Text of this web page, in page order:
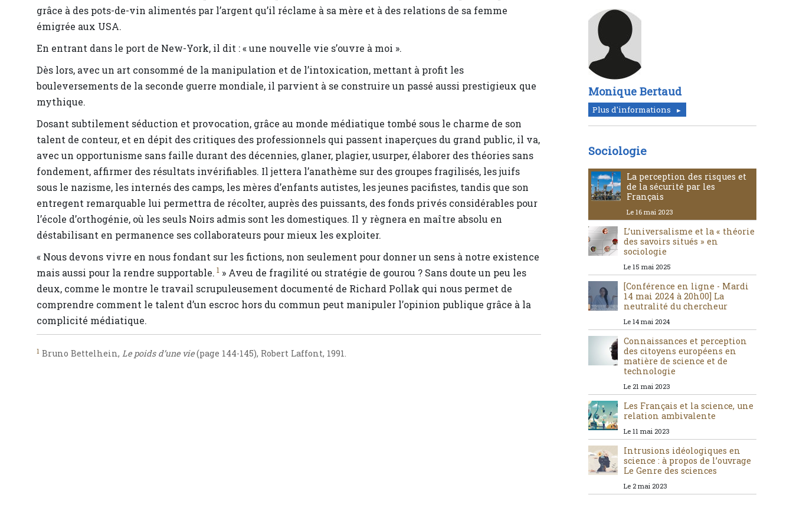
grâce à des pots-de-vin alimentés par l’argent qu’il réclame à sa mère et à des relations de sa femme
émigrée aux USA.
En entrant dans le port de New-York, il dit : « une nouvelle vie s’ouvre à moi ».
Dès lors, avec un art consommé de la manipulation et de l’intoxication, mettant à profit les
bouleversements de la seconde guerre mondiale, il parvient à se construire un passé aussi prestigieux que
mythique.
Dosant subtilement séduction et provocation, grâce au monde médiatique tombé sous le charme de son
talent de conteur, et en dépit des critiques des professionnels qui passent inaperçues du grand public, il va,
avec un opportunisme sans faille durant des décennies, glaner, plagier, usurper, élaborer des théories sans
fondement, affirmer des résultats invérifiables. Il jettera l’anathème sur des groupes fragilisés, les juifs
sous le nazisme, les internés des camps, les mères d’enfants autistes, les jeunes pacifistes, tandis que son
entregent remarquable lui permettra de récolter, auprès des puissants, des fonds privés considérables pour
l’école d’orthogénie, où les seuls Noirs admis sont les domestiques. Il y règnera en maître absolu en
déstabilisant en permanence ses collaborateurs pour mieux les exploiter.
« Nous devons vivre en nous fondant sur les fictions, non seulement pour donner un sens à notre existence
mais aussi pour la rendre supportable. 1 » Aveu de fragilité ou stratégie de gourou ? Sans doute un peu les
deux, comme le montre le travail scrupuleusement documenté de Richard Pollak qui nous permet de
comprendre comment le talent d’un escroc hors du commun peut manipuler l’opinion publique grâce à la
complicité médiatique.
1 Bruno Bettelhein, Le poids d’une vie(page 144-145), Robert Laffont, 1991.
Monique Bertaud
Plus d'informations
Sociologie
La perception des risques et
de la sécurité par les
Français
Le 16 mai 2023
L’universalisme et la « théorie
des savoirs situés » en
sociologie
Le 15 mai 2025
[Conférence en ligne - Mardi
14 mai 2024 à 20h00] La
neutralité du chercheur
Le 14 mai 2024
Connaissances et perception
des citoyens européens en
matière de science et de
technologie
Le 21 mai 2023
Les Français et la science, une
relation ambivalente
Le 11 mai 2023
Intrusions idéologiques en
science : à propos de l’ouvrage
Le Genre des sciences
Le 2 mai 2023